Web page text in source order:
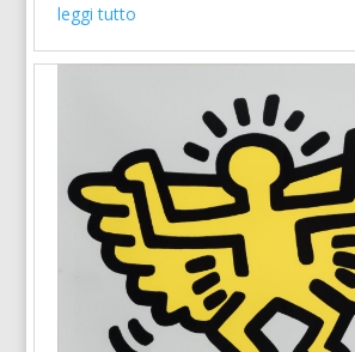
leggi tutto